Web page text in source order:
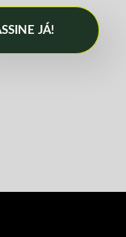
JÁ!